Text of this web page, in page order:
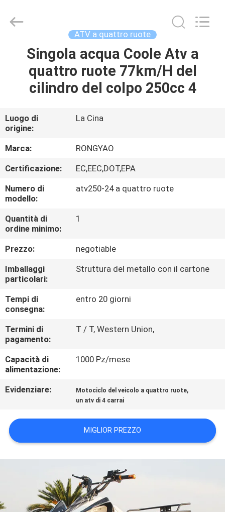
CASA
PRODOTTI
CIRCA
NOI
GIRO
DELLA
FABBRICA
CONTROLLO
DI
QUALITÀ
CONTATTICI
RICHIEDA
UNA
CITAZIONE
MAPPA
DEL
SITO
POLITICA
PRIVACY
Rongyao
Vehicle
ATV a quattro ruote
Singola acqua Coole Atv a
quattro ruote 77km/H del
cilindro del colpo 250cc 4
Luogo di
origine:
La Cina
Marca:
RONGYAO
Certificazione:
EC,EEC,DOT,EPA
Numero di
modello:
atv250-24 a quattro ruote
Quantità di
ordine minimo:
1
Prezzo:
negotiable
Imballaggi
particolari:
Struttura del metallo con il cartone
Tempi di
consegna:
entro 20 giorni
Termini di
pagamento:
T / T, Western Union,
Capacità di
alimentazione:
1000 Pz/mese
Evidenziare: Motociclo del veicolo a quattro ruote,
un atv di 4 carrai
MIGLIOR PREZZO